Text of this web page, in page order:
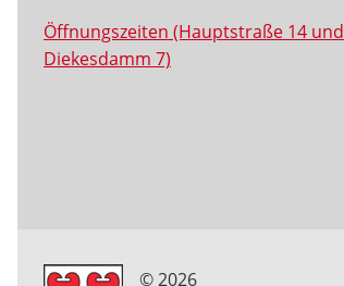
Öffnungszeiten (Hauptstraße 14 und
Diekesdamm 7)
© 2026